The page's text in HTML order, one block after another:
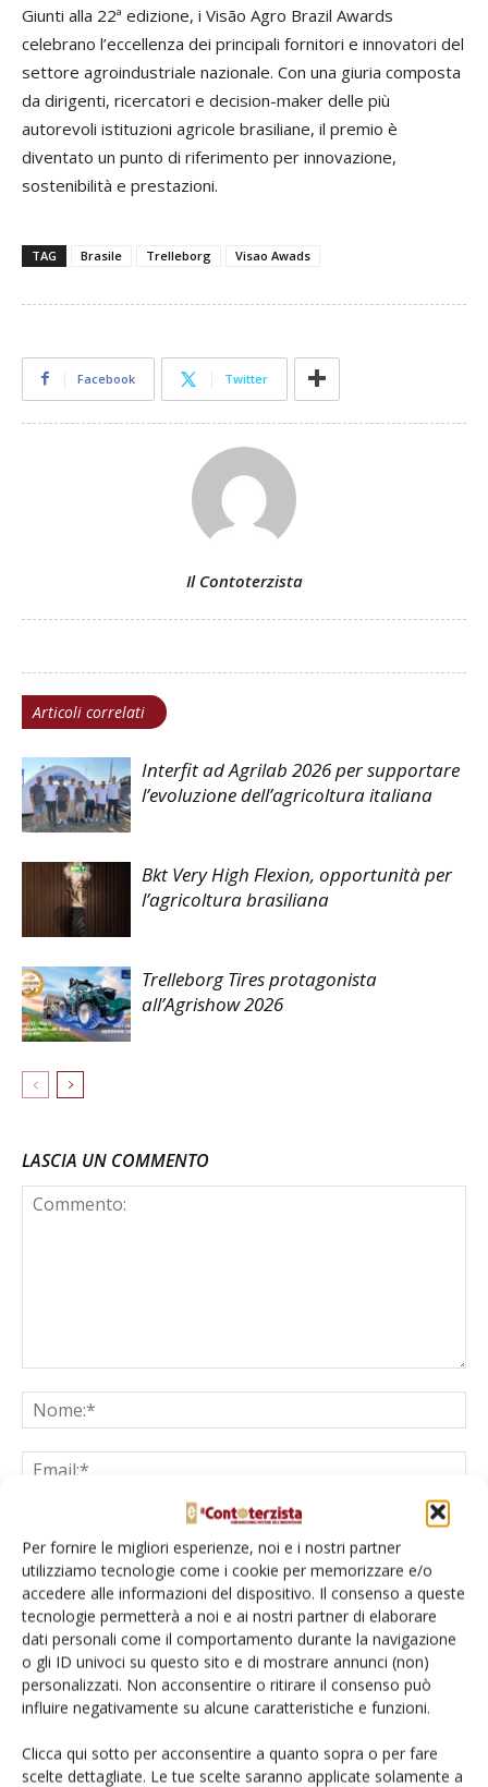
Per fornire le migliori esperienze, noi e i nostri partner
utilizziamo tecnologie come i cookie per memorizzare e/o
accedere alle informazioni del dispositivo. Il consenso a queste
tecnologie permetterà a noi e ai nostri partner di elaborare
dati personali come il comportamento durante la navigazione
o gli ID univoci su questo sito e di mostrare annunci (non)
personalizzati. Non acconsentire o ritirare il consenso può
influire negativamente su alcune caratteristiche e funzioni.
Clicca qui sotto per acconsentire a quanto sopra o per fare
scelte dettagliate. Le tue scelte saranno applicate solamente a
Giunti alla 22ª edizione, i Visão Agro Brazil Awards
celebrano l’eccellenza dei principali fornitori e innovatori del
settore agroindustriale nazionale. Con una giuria composta
da dirigenti, ricercatori e decision-maker delle più
autorevoli istituzioni agricole brasiliane, il premio è
diventato un punto di riferimento per innovazione,
sostenibilità e prestazioni.
TAG Brasile Trelleborg Visao Awads
Facebook Twitter
Il Contoterzista
Articoli correlati
Interfit ad Agrilab 2026 per supportare
l’evoluzione dell’agricoltura italiana
Bkt Very High Flexion, opportunità per
l’agricoltura brasiliana
Trelleborg Tires protagonista
all’Agrishow 2026
LASCIA UN COMMENTO
Salva il mio nome, email e sito web in questo browser per la
prossima volta che commento.